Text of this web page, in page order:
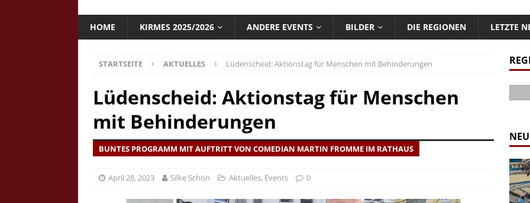
HOME KIRMES 2025/2026 ANDERE EVENTS BILDER DIE REGIONEN LETZTE
STARTSEITE AKTUELLES Lüdenscheid: Aktionstag für Menschen mit Behinderungen
Lüdenscheid: Aktionstag für Menschen
mit Behinderungen
BUNTES PROGRAMM MIT AUFTRITT VON COMEDIAN MARTIN FROMME IM RATHAUS
April 28, 2023 Silke Schön Aktuelles, Events 0